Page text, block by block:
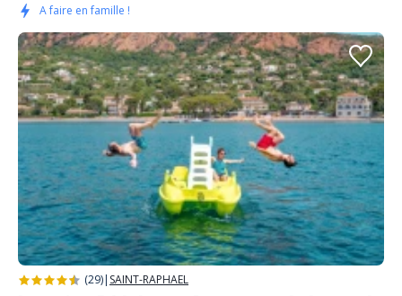
A faire en famille !
(29)| SAINT-RAPHAEL